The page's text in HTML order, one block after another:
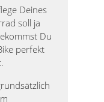
Deines
soll ja
Du
perfekt